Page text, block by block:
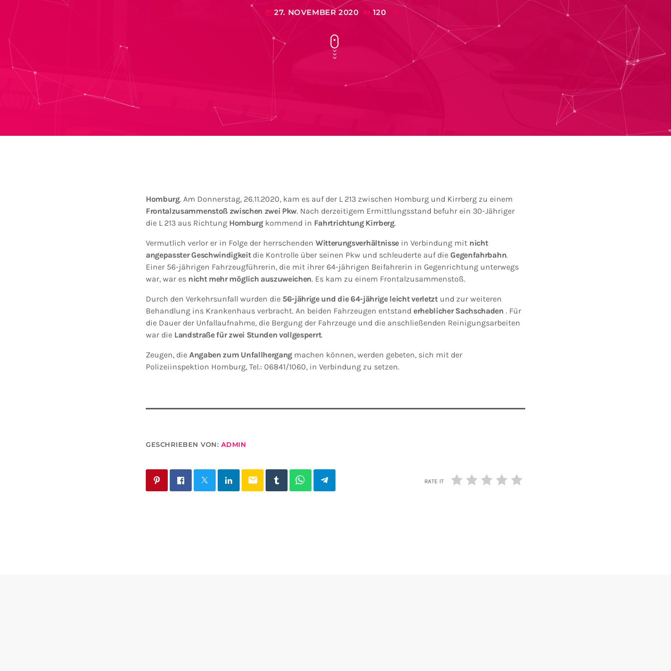
today 27. NOVEMBER 2020 120
Homburg. Am Donnerstag, 26.11.2020, kam es auf der L 213 zwischen Homburg und Kirrberg zu einem
Frontalzusammenstoß zwischen zwei Pkw. Nach derzeitigem Ermittlungsstand befuhr ein 30-Jähriger
die L 213 aus Richtung Homburgkommend in Fahrtrichtung Kirrberg.
Vermutlich verlor er in Folge der herrschenden Witterungsverhältnissein Verbindung mit nicht
angepasster Geschwindigkeitdie Kontrolle über seinen Pkw und schleuderte auf dieGegenfahrbahn.
Einer 56-jährigen Fahrzeugführerin, die mit ihrer 64-jährigen Beifahrerin in Gegenrichtung unterwegs
war, war es nicht mehr möglich auszuweichen. Es kam zu einem Frontalzusammenstoß.
Durch den Verkehrsunfall wurden die 56-jährige und die 64-jährige leicht verletztund zur weiteren
Behandlung ins Krankenhaus verbracht. An beiden Fahrzeugen entstand erheblicher Sachschaden . Für
die Dauer der Unfallaufnahme, die Bergung der Fahrzeuge und die anschließenden Reinigungsarbeiten
war die Landstraße für zwei Stunden vollgesperrt.
Zeugen, die Angaben zum Unfallhergang machen können, werden gebeten, sich mit der
Polizeiinspektion Homburg, Tel.: 06841/1060, in Verbindung zu setzen.
GESCHRIEBEN VON: ADMIN
email RATE IT